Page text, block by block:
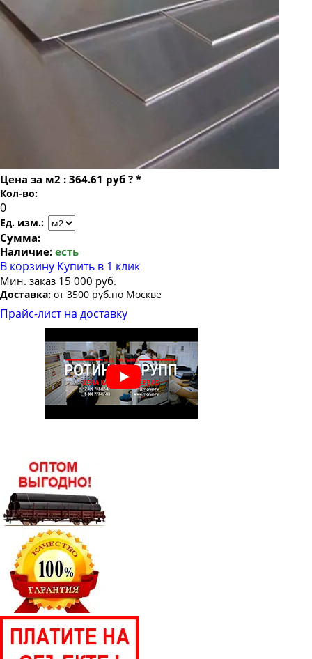
Лист х/к холоднокатаный 1.8х1000х2200
Лист х/к холоднокатаный 1.8х1250х2500
Лист х/к холоднокатаный 2х1250х2500
Лист х/к холоднокатаный 2.5х1250х2500
Лист х/к холоднокатаный 3х1250х2500
Цена за м2 : 364.61 руб ? *
Кол-во:
Ед. изм.:
Сумма:
Наличие: есть
В корзину Купить в 1 клик
Мин. заказ 15 000 руб.
Доставка: от 3500 руб.по Москве
Прайс-лист на доставку